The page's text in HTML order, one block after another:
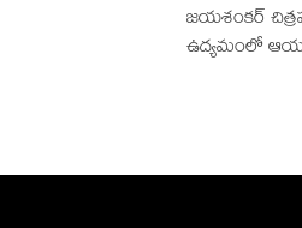
జయశంకర్
ఉద్యమంలో